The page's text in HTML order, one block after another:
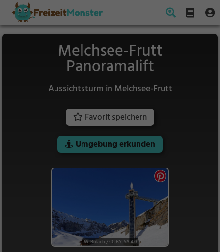
Melchsee-Frutt
Panoramalift
Aussichtsturm in Melchsee-Frutt
Favorit speichern
Umgebung erkunden
W. Bulach/CC BY-SA 4.0